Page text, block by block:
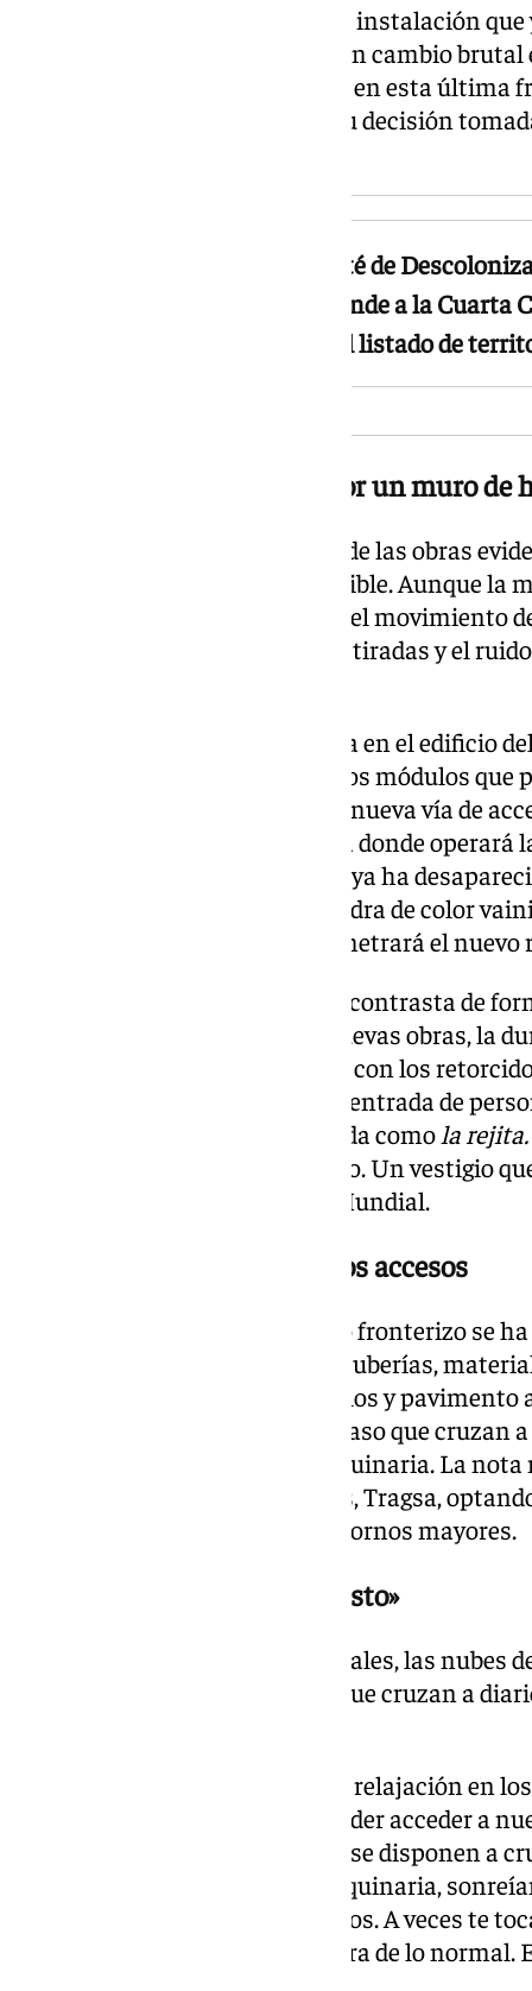
repercusión internacional. Una instalación que
conviviendo con la historia de un cambio
que ha abierto muchas brechas en esta
Europea con el Reino Unido y su decisión
Picardo ha solicitado al Comité de
visitar el Peñón y que recomiende a la
su exclusión del listado de
Dos realidades separadas por un muro de
el estado de las obras
fisonomía de la zona es irreversible. Aunque la
operarios no son abrumadores, el movimiento
escombros de las estructuras retiradas y el
El cambio más brutal se observa en el edificio
Hacia el exterior, ya destacan dos módulos
terminados y rodeados por una nueva vía de
aeroportuaria será la sede física donde
este punto exacto, la vieja verja ya ha
instalación de un murete de piedra de color
color verde esperanza que perimetrará el
Sin embargo, la modernización contrasta de
Apenas a unos metros de las nuevas obras, la
pilares de hormigón rematados con los
intacta extendiéndose desde la entrada de
misma orilla de la playa conocida como la rejita.
que evoca épocas de aislamiento. Un vestigio
película de la Segunda Guerra Mundial.
El reto logístico de los nuevos accesos
La convivencia diaria en el paso fronterizo se
paciencia. Excavadoras, grúas, tuberías,
hidráulicos que levantan bordillos y
con el tránsito habitual de un paso que cruzan
transportes de empresas y maquinaria. La
empresa encargada de las obras, Tragsa,
trabajo que permita evitar trastornos mayores.
«Llevamos años esperando esto»
A pesar de los desvíos provisionales, las nubes
trabajadores transfronterizos que cruzan a
«Llevamos años esperando una relajación en
en el paso y más fluidez para poder acceder a
comentan varios operarios que se disponen a
Respecto al estruendo de la maquinaria,
estamos más que acostumbrados. A veces te
eso ya tiene unos decibelios fuera de lo